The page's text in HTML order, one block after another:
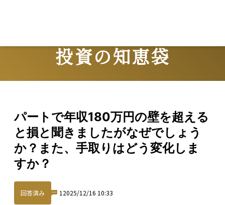
投資の知恵袋
パートで年収180万円の壁を超える
と損と聞きましたがなぜでしょう
か？また、手取りはどう変化しま
すか？
回答済み 1 2025/12/16 10:33